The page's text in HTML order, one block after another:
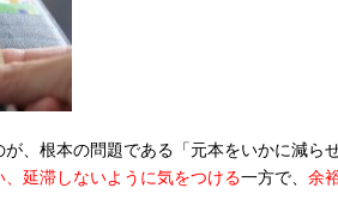
、根本の問題である「元本をいかに減ら
延滞しないように気をつける一方で、 余